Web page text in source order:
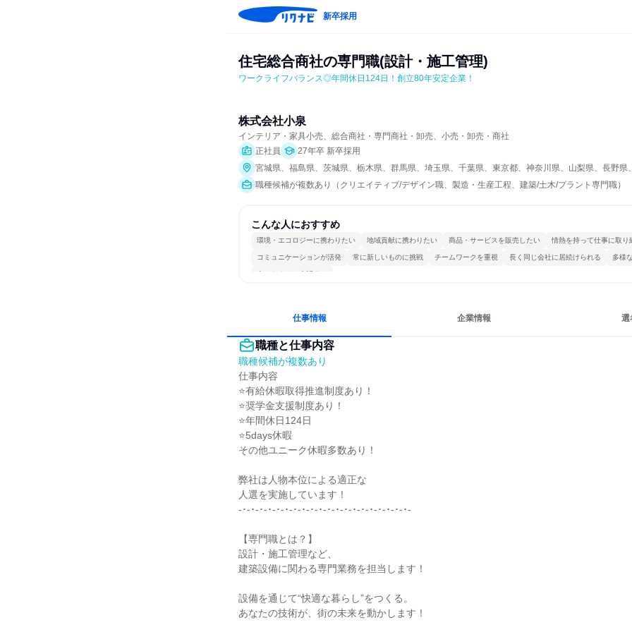
新卒採用
住宅総合商社の専門職(設計・施工管理)
ワークライフバランス◎年間休日124日！創立80年安定企業！
株式会社小泉
インテリア・家具小売、総合商社・専門商社・卸売、小売・卸売・商社
正社員
27年卒 新卒採用
宮城県、福島県、茨城県、栃木県、群馬県、埼玉県、千葉県、東京都、神奈川県、山梨県、長野県
職種候補が複数あり（クリエイティブ/デザイン職、製造・生産工程、建築/土木/プラント専門職）
こんな人におすすめ
環境・エコロジーに携わりたい 地域貢献に携わりたい 商品・サービスを販売したい 情熱を持って仕事に取り
コミュニケーションが活発 常に新しいものに挑戦 チームワークを重視 長く同じ会社に居続けられる 多様
人とたくさん会話する
仕事情報 企業情報 選
職種と仕事内容
職種候補が複数あり
仕事内容
⭐有給休暇取得推進制度あり！
⭐奨学金支援制度あり！
⭐年間休日124日
⭐5days休暇
その他ユニーク休暇多数あり！
弊社は人物本位による適正な
人選を実施しています！
-･-･-･-･-･-･-･-･-･-･-･-･-･-･-･-･-･-･-･-･-
【専門職とは？】
設計・施工管理など、
建築設備に関わる専門業務を担当します！
設備を通じて“快適な暮らし”をつくる。
あなたの技術が、街の未来を動かします！